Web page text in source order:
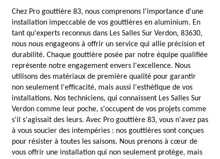
Chez Pro gouttière 83, nous comprenons l'importance d'une
installation impeccable de vos gouttières en aluminium. En
tant qu'experts reconnus dans Les Salles Sur Verdon, 83630,
nous nous engageons à offrir un service qui allie précision et
durabilité. Chaque gouttière posée par notre équipe qualifiée
représente notre engagement envers l'excellence. Nous
utilisons des matériaux de première qualité pour garantir
non seulement l'efficacité, mais aussi l'esthétique de vos
installations. Nos techniciens, qui connaissent Les Salles Sur
Verdon comme leur poche, s'occupent de vos projets comme
s'il s'agissait des leurs. Avec Pro gouttière 83, vous n'avez pas
à vous soucier des intempéries : nos gouttières sont conçues
pour résister à toutes les saisons. Nous prenons à cœur de
vous offrir une installation qui non seulement protège, mais